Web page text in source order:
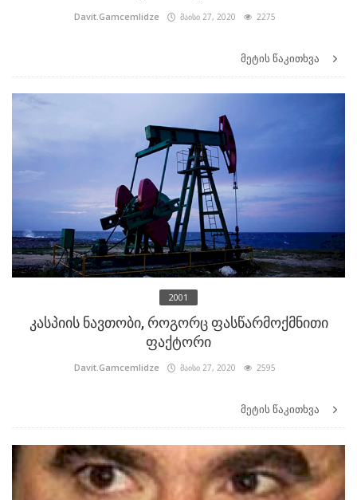
Davit.Gamcemlidze მაისი 27, 2020 2275
მეტის წაკითხვა
2001
კასპიის ნავთობი, როგორც ფასწარმოქმნითი
ფაქტორი
Davit.Gamcemlidze მაისი 27, 2020 2595
მეტის წაკითხვა